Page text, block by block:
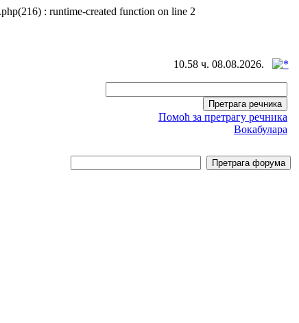
: runtime-created function on line 2
10.58 ч. 08.08.2026.
Помоћ за претрагу речника
Вокабулара